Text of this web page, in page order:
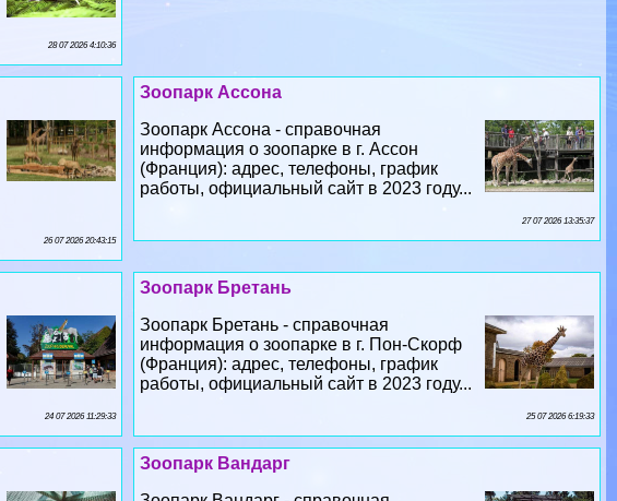
информация о зоопарке в г. Ассон
(Франция): адрес, телефоны, график
работы, официальный сайт в 2023 году...
27 07 2026 13:35:37
26 07 2026 20:43:15
информация о зоопарке в г. Пон-Скорф
(Франция): адрес, телефоны, график
работы, официальный сайт в 2023 году...
25 07 2026 6:19:33
24 07 2026 11:29:33
Зоопарк Вандарг
информация о зоопарке в г. Вандарг
(Франция): адрес, телефоны, график
работы, официальный сайт в 2023 году...